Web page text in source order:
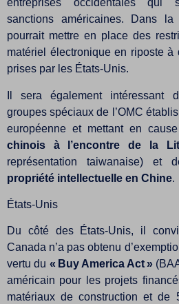
entreprises occidentales qui
sanctions américaines. Dans
pourrait mettre en place des
matériel électronique en riposte à
prises par les États-Unis.
Il sera également intéressant
groupes spéciaux de l’OMC
européenne et mettant en
chinois à l’encontre de la
représentation taiwanaise) et
propriété intellectuelle en Chine.
États-Unis
Du côté des États-Unis, il
Canada n’a pas obtenu
vertu du « Buy America Act »
américain pour les projets
matériaux de construction et